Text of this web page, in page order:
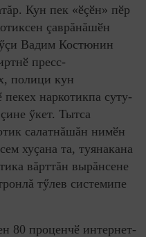
Кун пек «ӗçӗн» пӗр
çаврăнăшӗн
Вадим Костюнин
пресс-
полици кун
наркотикпа суту-
ӳкет. Тытса
салатнăшăн нимӗн
хуçана та, туянакана
вăрттăн вырăнсене
тӳлев системипе
80 проценчӗ интернет-